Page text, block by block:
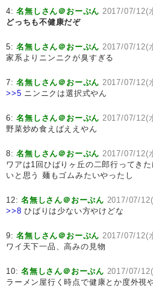
4:名無しさん＠おーぷん 2017/07/12(
どっちも不健康だぞ
5:名無しさん＠おーぷん 2017/07/12(
家系よりニンニクが臭すぎる
7:名無しさん＠おーぷん 2017/07/12(
>>5 ニンニクは選択式やん
6:名無しさん＠おーぷん 2017/07/12(
野菜炒め食えばええやん
8:名無しさん＠おーぷん 2017/07/12(
ワアは1回ひばりヶ丘の二郎行ってき
いと思う 麺もゴムみたいやったし
12:名無しさん＠おーぷん 2017/07/
>>8 ひばりは少ない方やけどな
9:名無しさん＠おーぷん 2017/07/12(
ワイ天下一品、高みの見物
10:名無しさん＠おーぷん 2017/07/
ラーメン屋行く時点で健康とか度外視